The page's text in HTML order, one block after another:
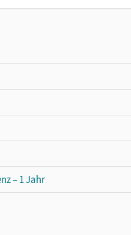
– 1 Jahr